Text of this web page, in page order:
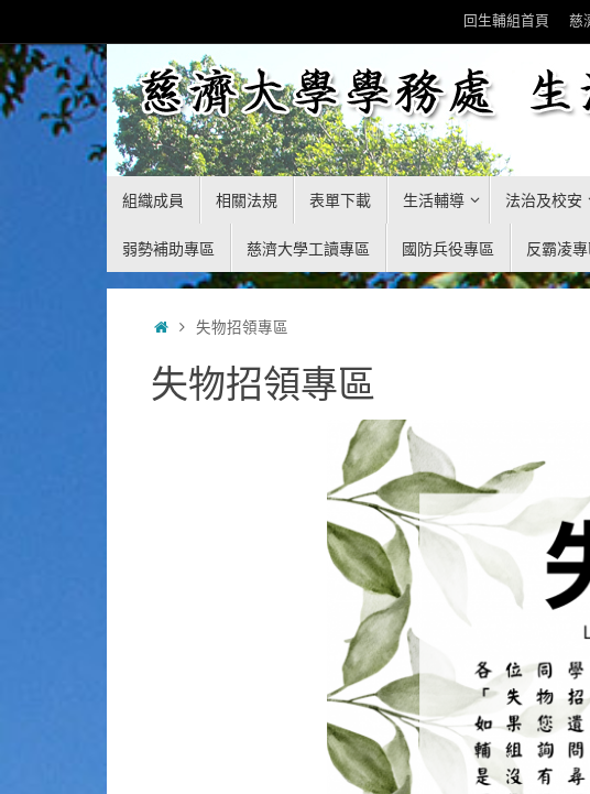
to
content
回生輔組首頁 慈
組織成員 相關法規 表單下載 生活輔導 法治及校安
弱勢補助專區 慈濟大學工讀專區 國防兵役專區 反霸凌
Home失物招領專區
失物招領專區